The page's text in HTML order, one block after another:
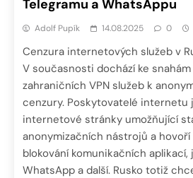
Telegramu a WhatsAppu
Adolf Pupík 14.08.2025 0
Cenzura internetových služeb v
V současnosti dochází ke
zahraničních VPN služeb k
cenzury. Poskytovatelé internetu
internetové stránky umožňující
anonymizačních nástrojů a hovoří
blokování komunikačních aplikací,
WhatsApp a další. Rusko totiž